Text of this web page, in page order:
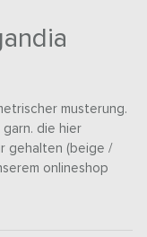
musterung.
die hier
gehalten (beige /
onlineshop